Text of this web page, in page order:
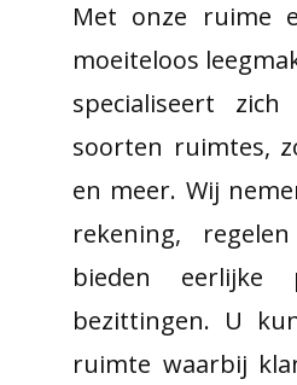
Met onze ruime
moeiteloos
specialiseert
soorten ruimtes,
en meer. Wij
rekening,
bieden eerlijke
bezittingen. U
ruimte waarbij